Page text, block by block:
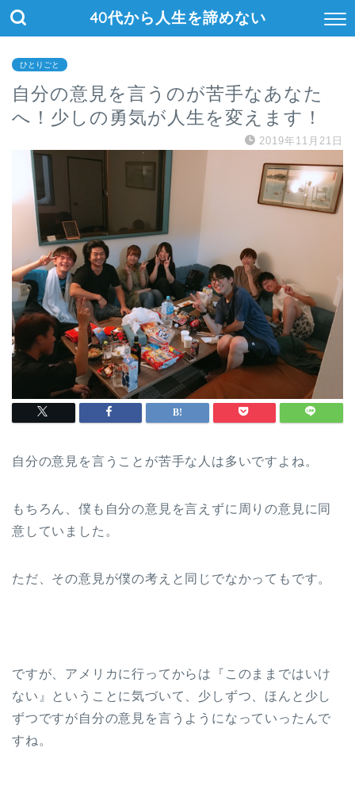
40代から人生を諦めない
ひとりごと
自分の意見を言うのが苦手なあなた
へ！少しの勇気が人生を変えます！
2019年11月21日
自分の意見を言うことが苦手な人は多いですよね。
もちろん、僕も自分の意見を言えずに周りの意見に同
意していました。
ただ、その意見が僕の考えと同じでなかってもです。
ですが、アメリカに行ってからは『このままではいけ
ない』ということに気づいて、少しずつ、ほんと少し
ずつですが自分の意見を言うようになっていったんで
すね。